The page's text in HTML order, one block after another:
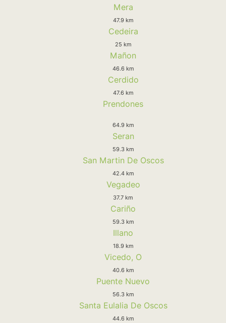
Mera
47.9 km
Cedeira
25 km
Mañon
46.6 km
Cerdido
47.6 km
Prendones
64.9 km
Seran
59.3 km
San Martin De Oscos
42.4 km
Vegadeo
37.7 km
Cariño
59.3 km
Illano
18.9 km
Vicedo, O
40.6 km
Puente Nuevo
56.3 km
Santa Eulalia De Oscos
44.6 km